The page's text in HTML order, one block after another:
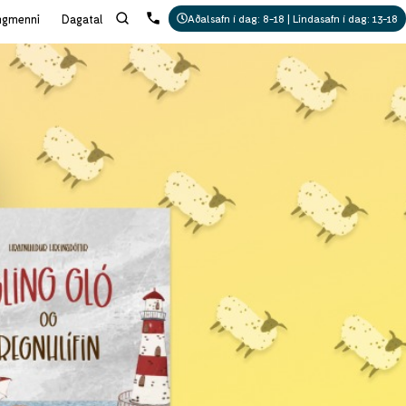
Dagatal Aðalsafn í dag: 8-18 | Lindasafn í dag: 13-18